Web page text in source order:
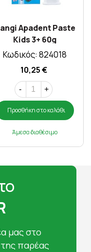
Apadent Paste
Kids 3+ 60g
Κωδικός: 824018
10,25 €
- +
Προσθήκη στο καλάθι
Άμεσα διαθέσιμο
μας στο
παρέας